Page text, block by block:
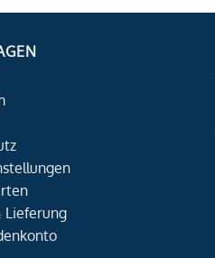
Lieferung